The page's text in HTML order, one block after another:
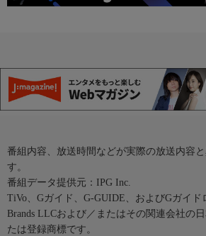
番組内容、放送時間などが実際の放送内容
す。
番組データ提供元：IPG Inc.
TiVo、Gガイド、G-GUIDE、およびGガイド
Brands LLCおよび／またはその関連会社の
たは登録商標です。